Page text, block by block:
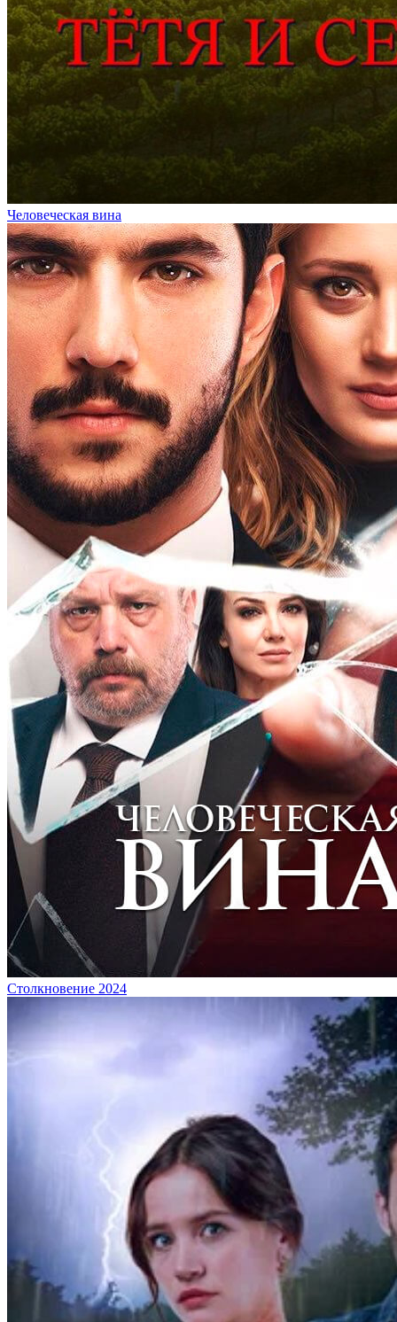
Человеческая вина
Столкновение 2024